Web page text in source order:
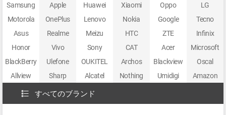
Samsung Apple Huawei Xiaomi Oppo
LG
Motorola
OnePlus Lenovo Nokia Google
Tecno
Asus
Realme Meizu HTC ZTE
Infinix
Honor
Vivo Sony CAT Acer
Microsoft
BlackBerry
Ulefone OUKITEL Archos Blackview
Oscal
Allview
Sharp Alcatel Nothing Umidigi Amazon
すべてのブランド